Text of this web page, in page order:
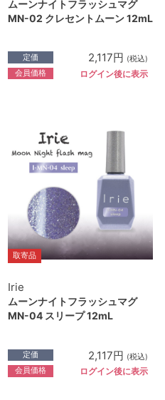
ムーンナイトフラッシュマグ
MN-02 クレセントムーン 12mL
定価 2,117円 (税込)
会員価格 ログイン後に表示
取寄品
Irie
ムーンナイトフラッシュマグ
MN-04 スリープ 12mL
定価 2,117円 (税込)
会員価格 ログイン後に表示